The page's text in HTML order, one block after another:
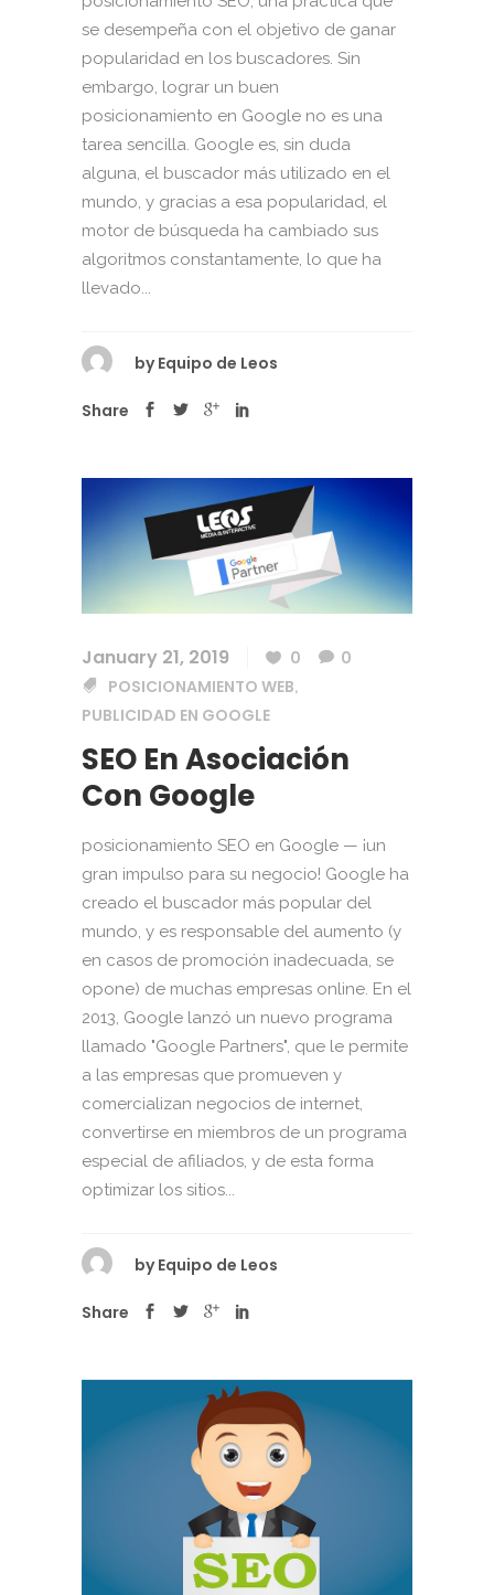
se desempeña con el objetivo de ganar
popularidad en los buscadores. Sin
embargo, lograr un buen
posicionamiento en Google no es una
tarea sencilla. Google es, sin duda
alguna, el buscador más utilizado en el
mundo, y gracias a esa popularidad, el
motor de búsqueda ha cambiado sus
algoritmos constantamente, lo que ha
llevado...
by Equipo de Leos
Share
January 21, 2019 0
0
POSICIONAMIENTO WEB,
PUBLICIDAD EN GOOGLE
SEO En Asociación
Con Google
posicionamiento SEO en Google — ¡un
gran impulso para su negocio! Google ha
creado el buscador más popular del
mundo, y es responsable del aumento (y
en casos de promoción inadecuada, se
opone) de muchas empresas online. En el
2013, Google lanzó un nuevo programa
llamado "Google Partners", que le permite
a las empresas que promueven y
comercializan negocios de internet,
convertirse en miembros de un programa
especial de afiliados, y de esta forma
optimizar los sitios...
by Equipo de Leos
Share